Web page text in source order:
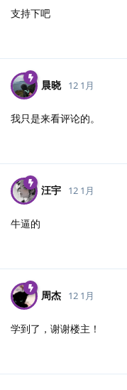
支持下吧
晨晓 12 1月
我只是来看评论的。
汪宇 12 1月
牛逼的
周杰 12 1月
学到了，谢谢楼主！